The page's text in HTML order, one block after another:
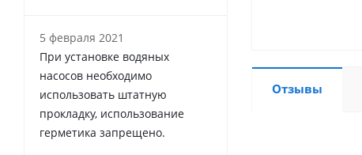
Отзывы
5 февраля 2021
При установке водяных
насосов необходимо
использовать штатную
прокладку, использование
герметика запрещено.